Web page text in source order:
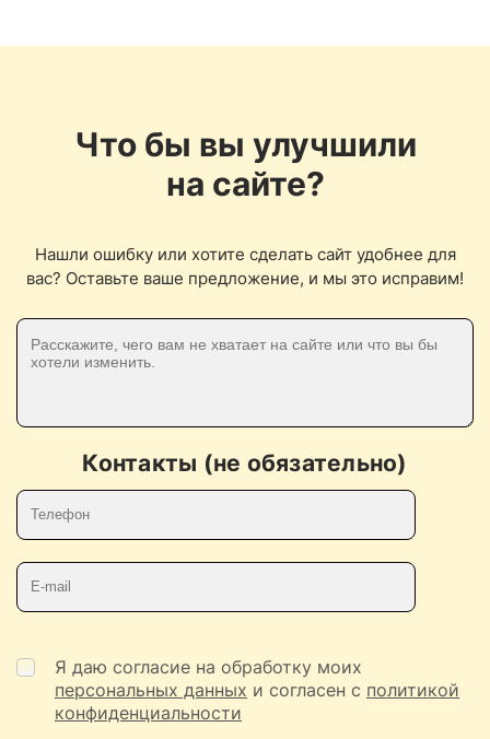
Что бы вы улучшили
на сайте?
Нашли ошибку или хотите сделать сайт удобнее для
вас? Оставьте ваше предложение, и мы это исправим!
Контакты (не обязательно)
Я даю согласие на обработку моих
персональных данных и согласен с политикой
конфиденциальности